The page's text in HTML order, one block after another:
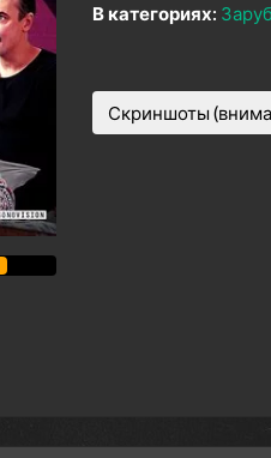
В категориях:
Скриншоты